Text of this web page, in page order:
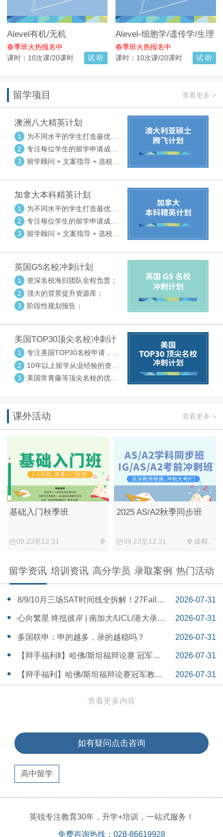
Alevel有机/无机
春季班火热报名中
课时：10次课/20课时
试 听
Alevel-细胞学/遗传学/生理
学/生态学
春季班火热报名中
课时：10次课/20课时
试 听
留学项目 查看更多 >
澳洲八大精英计划
1
为不同水平的学生打造最优选
校方案
2
专注每位学生的留学申请成功
率
3
留学顾问 + 文案指导 + 选校申
加拿大本科精英计划
1
为不同水平的学生打造最优选
校方案
2
专注每位学生的留学申请成功
率
3
留学顾问 + 文案指导 + 选校申
英国G5名校冲刺计划
1
资深名校海归团队全程负责；
2
强大的背景提升资源库；
3
阶段性规划报告；
美国TOP30顶尖名校冲刺计
划
1
专注美国TOP30名校申请，高
度个性化指导
2
10年以上留学从业经验的资深
中方顾问
3
美国常青藤等顶尖名校的优秀
课外活动 查看更多 >
2025 AS/A2秋季同步班
09.23至12.31 成都...
基础入门秋季班
09.23至12.31
留学资讯 培训资讯 高分学员 录取案例 热门活动
‌8/9/10月三场SAT时间线全拆解！27Fall美
本早申时间线盘点～
2026-07-31
16:30:04
心向繁星 终抵彼岸 | 南加大/UCL/港大录取
分享
2026-07-31
16:12:18
多国联申：申的越多，录的越稳吗？
2026-07-31
15:55:54
【辩手福利Ⅱ】哈佛/斯坦福辩论赛 冠军教
练带你解读WSDA全国赛Junior即兴辩论第
2026-07-31
15:41:53
【辩手福利】哈佛/斯坦福辩论赛冠军教练
2026-07-31
查看更多内容
如有疑问点击咨询
高中留学
英锐专注教育30年，升学+培训，一站式服务！
免费咨询热线：028-86619928